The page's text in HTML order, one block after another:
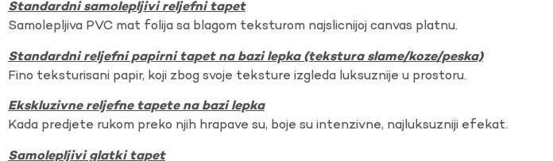
Standardni samolepljivi reljefni tapet
Samolepljiva PVC mat folija sa blagom teksturom najslicnijoj canvas platnu.
Standardni reljefni papirni tapet na bazi lepka (tekstura slame/koze/peska)
Fino teksturisani papir, koji zbog svoje teksture izgleda luksuznije u prostoru.
Ekskluzivne reljefne tapete na bazi lepka
Kada predjete rukom preko njih hrapave su, boje su intenzivne, najluksuzniji efekat.
Samolepljivi glatki tapet